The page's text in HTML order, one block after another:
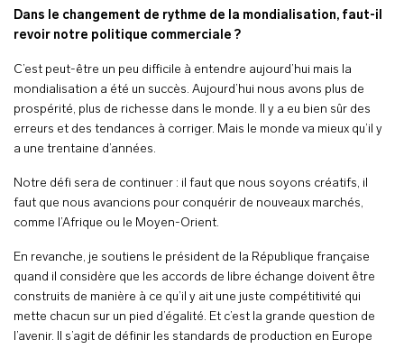
Dans le changement de rythme de la mondialisation, faut-il
revoir notre politique commerciale ?
C’est peut-être un peu difficile à entendre aujourd’hui mais la
mondialisation a été un succès. Aujourd’hui nous avons plus de
prospérité, plus de richesse dans le monde. Il y a eu bien sûr des
erreurs et des tendances à corriger. Mais le monde va mieux qu’il y
a une trentaine d’années.
Notre défi sera de continuer : il faut que nous soyons créatifs, il
faut que nous avancions pour conquérir de nouveaux marchés,
comme l’Afrique ou le Moyen-Orient.
En revanche, je soutiens le président de la République française
quand il considère que les accords de libre échange doivent être
construits de manière à ce qu’il y ait une juste compétitivité qui
mette chacun sur un pied d’égalité. Et c’est la grande question de
l’avenir. Il s’agit de définir les standards de production en Europe